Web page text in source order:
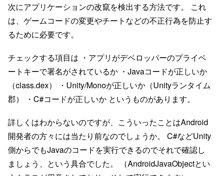
次にアプリケーションの改竄を検出する方法です。 これ
は、ゲームコードの変更やチートなどの不正行為を防止す
るために必要です。
チェックする項目は ・アプリがデベロッパーのプライベ
ートキーで署名がされているか ・Javaコードが正しいか
（class.dex） ・Unity/Monoが正しいか（Unityランタイム
郡） ・C#コードが正しいか というものがあります。
詳しくはわからないのですが、こういったことはAndroid
開発者の方々には当たり前なのでしょうか。 C#などUnity
側からでもJavaのコードを実行できるのでそれで確認し
ましょう、という具合でした。 （AndroidJavaObjectとい